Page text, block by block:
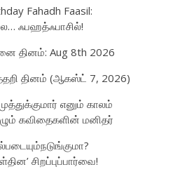
Fahadh Faasil:
ஃபஹத்ஃபாசில்!
தினம்: Aug 8th 2026
தினம் (ஆகஸ்ட் 7, 2026)
எனும் காலம்
கவிதைகளின் மனிதர்
சிறப்புப்பார்வை!